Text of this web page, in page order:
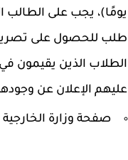
يومًا)، يجب على الطالب
طلب للحصول على تصريح
عليهم الإعلان عن
صفحة وزارة